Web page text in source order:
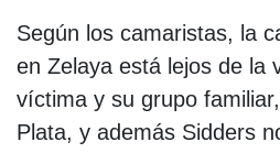
Según los camaristas, la
en Zelaya está lejos de la
víctima y su grupo
Plata, y además Sidders